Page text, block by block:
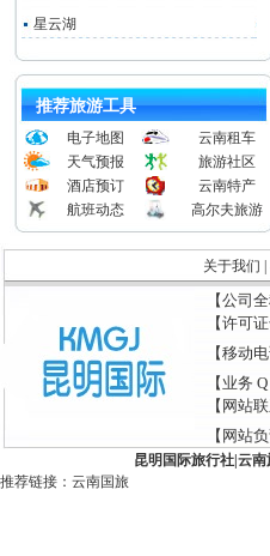
星云湖
推荐旅游工具
电子地图
云南租车
天气预报
旅游社区
酒店预订
云南特产
航班动态
高尔夫旅游
关于我们
【公司全
【许可
【移动
【业务 Q
【网站
【网站
昆明国际旅行社| 云南
推荐链接： 云南国旅